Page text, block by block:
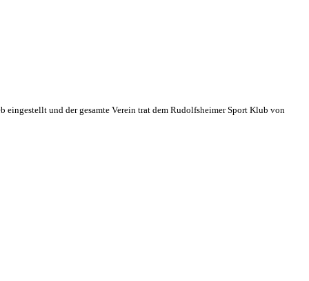
eingestellt und der gesamte Verein trat dem Rudolfsheimer Sport Klub von